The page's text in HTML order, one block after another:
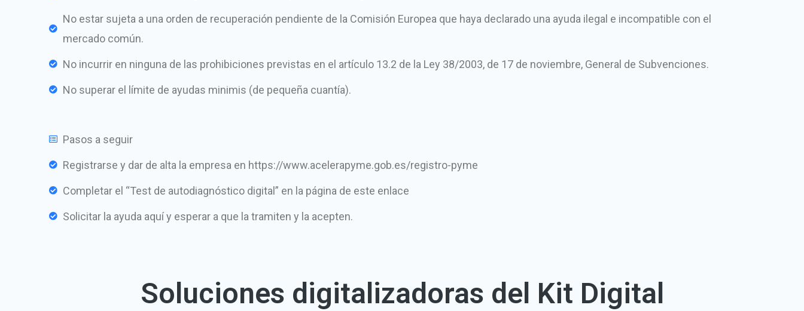
No estar sujeta a una orden de recuperación pendiente de la Comisión Europea que haya declarado una ayuda ilegal e incompatible con el
mercado común.
No incurrir en ninguna de las prohibiciones previstas en el artículo 13.2 de la Ley 38/2003, de 17 de noviembre, General de Subvenciones.
No superar el límite de ayudas minimis (de pequeña cuantía).
Pasos a seguir
Registrarse y dar de alta la empresa en https://www.acelerapyme.gob.es/registro-pyme
Completar el “Test de autodiagnóstico digital” en la página de este enlace
Solicitar la ayuda aquí y esperar a que la tramiten y la acepten.
Soluciones digitalizadoras del Kit Digital